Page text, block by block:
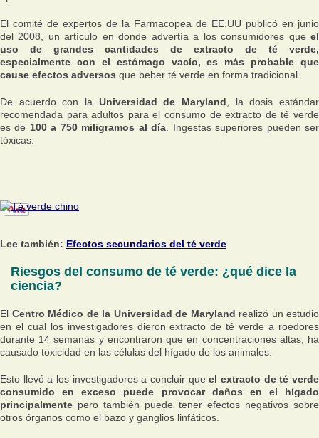
El comité de expertos de la Farmacopea de EE.UU publicó en junio
del 2008, un artículo en donde advertía a los consumidores que el
uso de grandes cantidades de extracto de té verde,
especialmente con el estómago vacío, es más probable que
cause efectos adversos que beber té verde en forma tradicional.
De acuerdo con la Universidad de Maryland , la dosis estándar
recomendada para adultos para el consumo de extracto de té verde
es de 100 a 750 miligramos al día . Ingestas superiores pueden ser
tóxicas.
Lee también: Efectos secundarios del té verde
Riesgos del consumo de té verde: ¿qué dice la
ciencia?
El Centro Médico de la Universidad de Maryland realizó un estudio
en el cual los investigadores dieron extracto de té verde a roedores
durante 14 semanas y encontraron que en concentraciones altas, ha
causado toxicidad en las células del hígado de los animales.
Esto llevó a los investigadores a concluir queel extracto de té verde
consumido en exceso puede provocar daños en el hígado
principalmente pero también puede tener efectos negativos sobre
otros órganos como el bazo y ganglios linfáticos.